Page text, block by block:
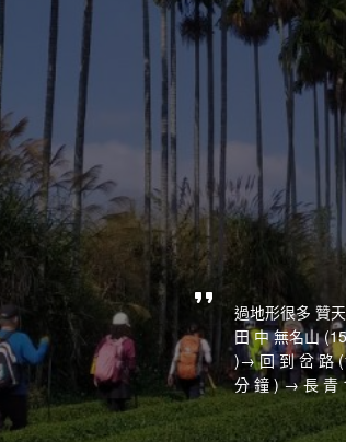
過地形很多 贊
田 中 無名山
)→ 回 到 岔 路
分 鐘 ) → 長 青